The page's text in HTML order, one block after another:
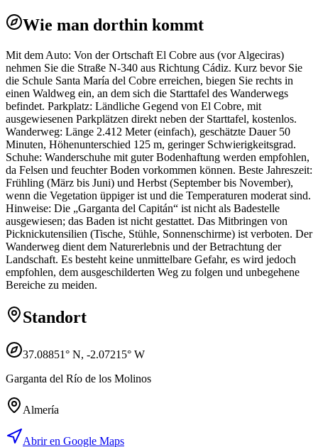
Wie man dorthin kommt
Mit dem Auto: Von der Ortschaft El Cobre aus (vor Algeciras)
nehmen Sie die Straße N-340 aus Richtung Cádiz. Kurz bevor Sie
die Schule Santa María del Cobre erreichen, biegen Sie rechts in
einen Waldweg ein, an dem sich die Starttafel des Wanderwegs
befindet. Parkplatz: Ländliche Gegend von El Cobre, mit
ausgewiesenen Parkplätzen direkt neben der Starttafel, kostenlos.
Wanderweg: Länge 2.412 Meter (einfach), geschätzte Dauer 50
Minuten, Höhenunterschied 125 m, geringer Schwierigkeitsgrad.
Schuhe: Wanderschuhe mit guter Bodenhaftung werden empfohlen,
da Felsen und feuchter Boden vorkommen können. Beste Jahreszeit:
Frühling (März bis Juni) und Herbst (September bis November),
wenn die Vegetation üppiger ist und die Temperaturen moderat sind.
Hinweise: Die „Garganta del Capitán“ ist nicht als Badestelle
ausgewiesen; das Baden ist nicht gestattet. Das Mitbringen von
Picknickutensilien (Tische, Stühle, Sonnenschirme) ist verboten. Der
Wanderweg dient dem Naturerlebnis und der Betrachtung der
Landschaft. Es besteht keine unmittelbare Gefahr, es wird jedoch
empfohlen, dem ausgeschilderten Weg zu folgen und unbegehene
Bereiche zu meiden.
Standort
37.08851° N, -2.07215° W
Garganta del Río de los Molinos
Almería
Abrir en Google Maps